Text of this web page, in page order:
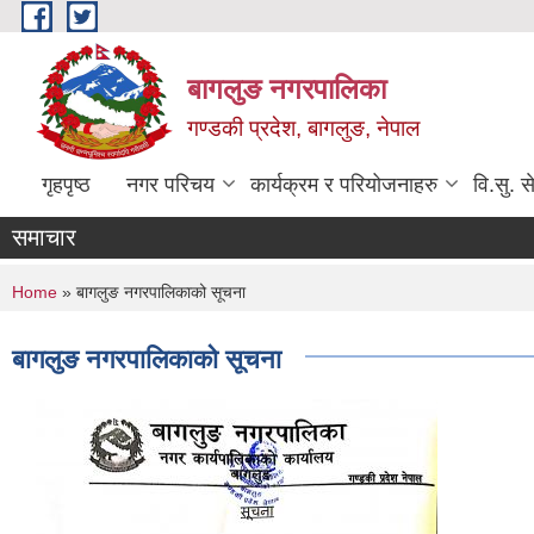
Skip to main content
बागलुङ नगरपालिका
गण्डकी प्रदेश, बागलुङ, नेपाल
गृहपृष्ठ नगर परिचय कार्यक्रम र परियोजनाहरु वि.सु.
समाचार
You are here
Home » बागलुङ नगरपालिकाको सूचना
बागलुङ नगरपालिकाको सूचना